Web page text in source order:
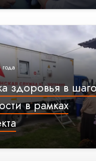
здоровья в
в рамках